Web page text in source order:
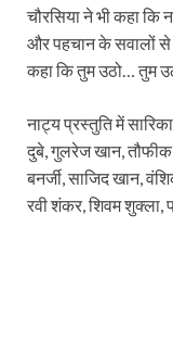
चौरसिया ने भी कहा
और पहचान के सवालों से
कहा कि तुम उठो… तुम
नाट्य प्रस्तुति में सारिका
दुबे, गुलरेज खान, तौफीक
बनर्जी, साजिद खान,
रवी शंकर, शिवम शुक्ला,